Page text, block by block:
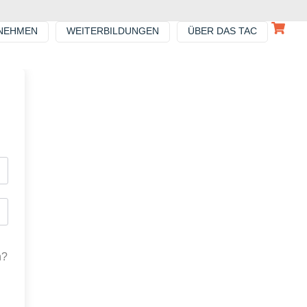
WEITERBILDUNGEN ÜBER DAS TAC